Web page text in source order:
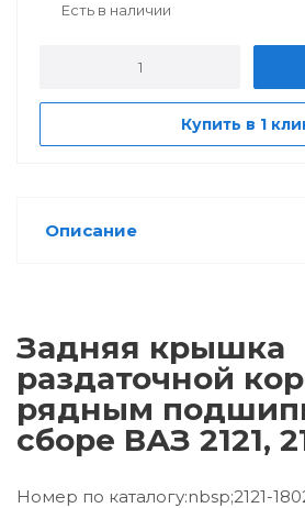
Есть в наличии
Купить в 1
Описание
Задняя крышка
раздаточной
рядным
сборе ВАЗ 2121,
Номер по каталогу:nbsp;2121-